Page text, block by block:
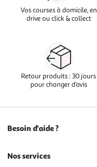
Vos courses à domicile, en
drive ou click & collect
Retour produits : 30 jours
pour changer d’avis
Besoin d'aide ?
Nos services